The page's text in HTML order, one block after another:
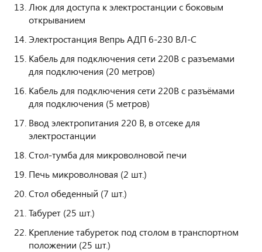
Люк для доступа к электростанции с боковым
открыванием
Электростанция Вепрь АДП 6-230 ВЛ-С
Кабель для подключения сети 220В с разъемами
для подключения (20 метров)
Кабель для подключения сети 220В с разъёмами
для подключения (5 метров)
Ввод электропитания 220 В, в отсеке для
электростанции
Стол-тумба для микроволновой печи
Печь микроволновая (2 шт.)
Стол обеденный (7 шт.)
Табурет (25 шт.)
Крепление табуреток под столом в транспортном
положении (25 шт.)